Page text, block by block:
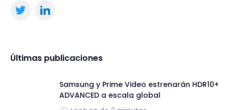
Últimas publicaciones
Samsung y Prime Video estrenarán HDR10+
ADVANCED a escala global